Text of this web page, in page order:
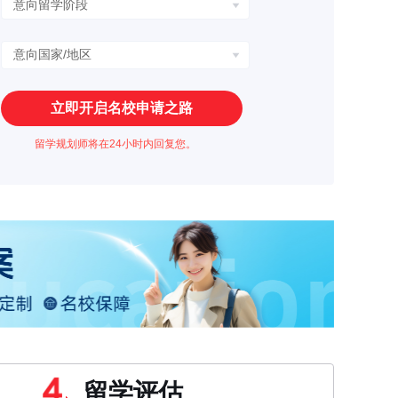
立即开启名校申请之路
留学规划师将在24小时内回复您。
留学评估